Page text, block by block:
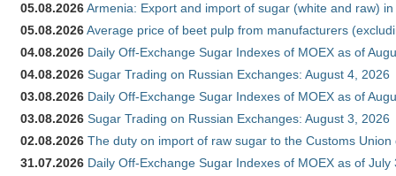
05.08.2026Armenia: Export and import of sugar (white and raw)
05.08.2026Average price of beet pulp from manufacturers
04.08.2026 Daily Off-Exchange Sugar Indexes of MOEX as of
04.08.2026 Sugar Trading on Russian Exchanges: August 4, 2026
03.08.2026 Daily Off-Exchange Sugar Indexes of MOEX as of
03.08.2026 Sugar Trading on Russian Exchanges: August 3, 2026
02.08.2026 The duty on import of raw sugar to the Customs
31.07.2026 Daily Off-Exchange Sugar Indexes of MOEX as of July